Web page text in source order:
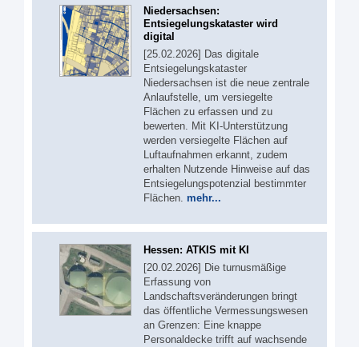
Niedersachsen:
Entsiegelungskataster wird
digital
[25.02.2026] Das digitale
Entsiegelungskataster
Niedersachsen ist die neue zentrale
Anlaufstelle, um versiegelte
Flächen zu erfassen und zu
bewerten. Mit KI-Unterstützung
werden versiegelte Flächen auf
Luftaufnahmen erkannt, zudem
erhalten Nutzende Hinweise auf das
Entsiegelungspotenzial bestimmter
Flächen. mehr...
Hessen: ATKIS mit KI
[20.02.2026] Die turnusmäßige
Erfassung von
Landschaftsveränderungen bringt
das öffentliche Vermessungswesen
an Grenzen: Eine knappe
Personaldecke trifft auf wachsende